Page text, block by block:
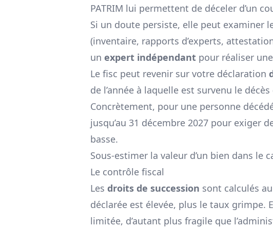
PATRIM lui permettent de déceler d’un
Si un doute persiste, elle peut examiner
(inventaire, rapports d’experts,
un expert indépendant pour réaliser
Le fisc peut revenir sur votre déclaration
de l’année à laquelle est survenu le
Concrètement, pour une personne
jusqu’au 31 décembre 2027 pour exiger
basse.
Sous-estimer la valeur d’un bien dans le
Le contrôle fiscal
Les droits de succession sont calculés
déclarée est élevée, plus le taux grimpe.
limitée, d’autant plus fragile que